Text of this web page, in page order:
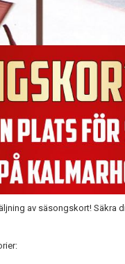
av säsongskort! Säkra